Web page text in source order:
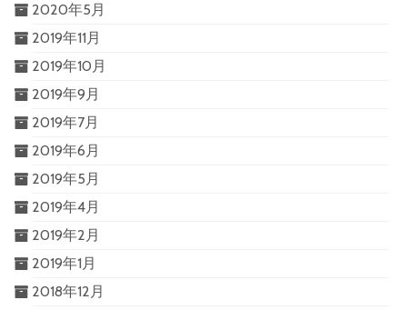
2020年5月
2019年11月
2019年10月
2019年9月
2019年7月
2019年6月
2019年5月
2019年4月
2019年2月
2019年1月
2018年12月